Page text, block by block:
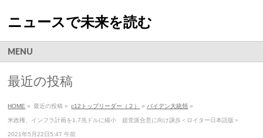
ニュースで未来を読む
MENU
最近の投稿
HOME » 最近の投稿 » c12トップリーダー（２） » バイデン大統領 »
米政権、インフラ計画を1.7兆ドルに縮小 超党派合意に向け譲歩＜ロイター日本語版＞
2021年5月22日5:47 午前